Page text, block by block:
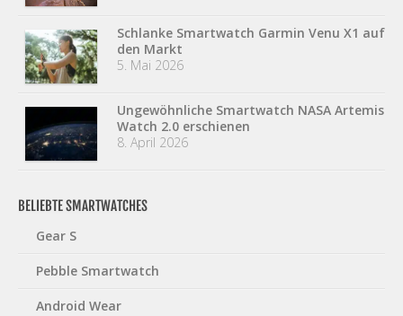
Schlanke Smartwatch Garmin Venu X1 auf
den Markt
5. Mai 2026
Ungewöhnliche Smartwatch NASA Artemis
Watch 2.0 erschienen
8. April 2026
BELIEBTE SMARTWATCHES
Gear S
Pebble Smartwatch
Android Wear